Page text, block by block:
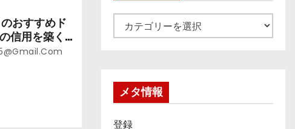
おすすめド
信用を築く
なるのが独
テ
メタ情報
登録